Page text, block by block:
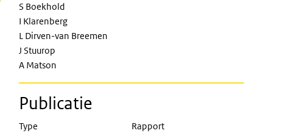
S Boekhold
I Klarenberg
L Dirven-van Breemen
J Stuurop
A Matson
Publicatie
Type
Rapport